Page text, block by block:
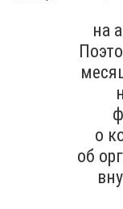
на
о
об